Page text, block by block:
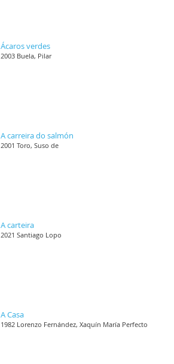
Ácaros verdes
2003 Buela, Pilar
A carreira do salmón
2001 Toro, Suso de
A carteira
2021 Santiago Lopo
A Casa
1982 Lorenzo Fernández, Xaquín María Perfecto